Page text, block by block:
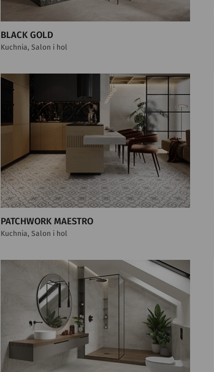
BLACK GOLD
Kuchnia, Salon i hol
PATCHWORK MAESTRO
Kuchnia, Salon i hol